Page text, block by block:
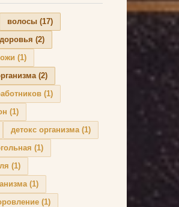
волосы (17)
(2)
(1)
(2)
(1)
(1)
детокс организма(1)
(1)
(1)
(1)
(1)